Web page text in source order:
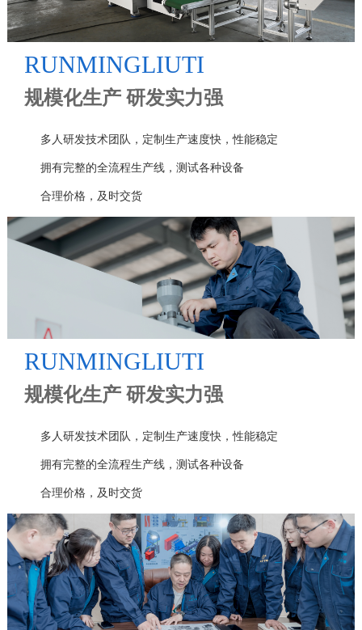
RUNMINGLIUTI
规模化生产 研发实力强
多人研发技术团队，定制生产速度快，性能稳定
拥有完整的全流程生产线，测试各种设备
合理价格，及时交货
RUNMINGLIUTI
规模化生产 研发实力强
多人研发技术团队，定制生产速度快，性能稳定
拥有完整的全流程生产线，测试各种设备
合理价格，及时交货